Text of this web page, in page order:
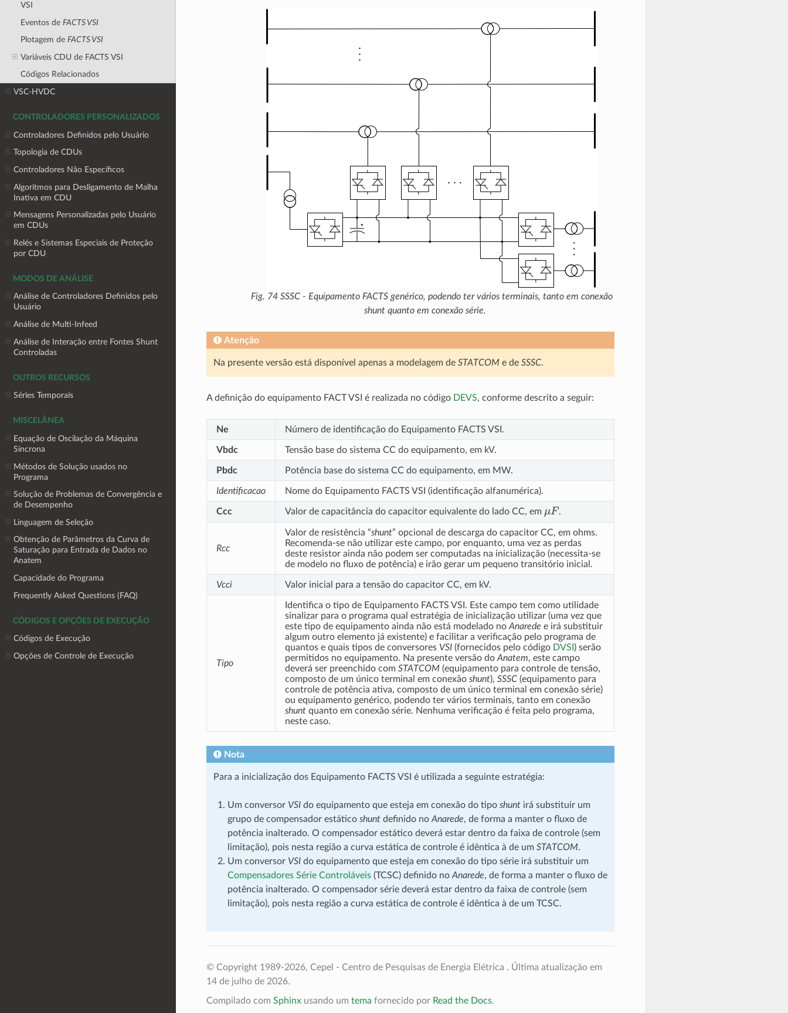
VSI
Eventos de FACTS VSI
Plotagem de FACTS VSI
Variáveis CDU de FACTS VSI
Códigos Relacionados
VSC-HVDC
CONTROLADORES PERSONALIZADOS
Controladores Definidos pelo Usuário
Topologia de CDUs
Controladores Não Específicos
Algoritmos para Desligamento de Malha
Inativa em CDU
Mensagens Personalizadas pelo Usuário
em CDUs
Relés e Sistemas Especiais de Proteção
por CDU
MODOS DE ANÁLISE
Análise de Controladores Definidos pelo
Usuário
Análise de Multi-Infeed
Análise de Interação entre Fontes Shunt
Controladas
OUTROS RECURSOS
Séries Temporais
MISCELÂNEA
Equação de Oscilação da Máquina
Síncrona
Métodos de Solução usados no
Programa
Solução de Problemas de Convergência e
de Desempenho
Linguagem de Seleção
Obtenção de Parâmetros da Curva de
Saturação para Entrada de Dados no
Anatem
Capacidade do Programa
Frequently Asked Questions (FAQ)
CÓDIGOS E OPÇÕES DE EXECUÇÃO
Códigos de Execução
Opções de Controle de Execução
Fig. 74 SSSC - Equipamento FACTS genérico, podendo ter vários terminais, tanto em conexão
shuntquanto em conexão série.
Atenção
Na presente versão está disponível apenas a modelagem de STATCOM e de SSSC.
A definição do equipamento FACT VSI é realizada no código DEVS, conforme descrito a seguir:
Ne Número de identificação do Equipamento FACTS VSI.
Vbdc Tensão base do sistema CC do equipamento, em kV.
Pbdc Potência base do sistema CC do equipamento, em MW.
Identificacao Nome do Equipamento FACTS VSI (identificação alfanumérica).
Ccc Valor de capacitância do capacitor equivalente do lado CC, em F .
Rcc
Valor de resistência “shunt” opcional de descarga do capacitor CC, em ohms.
Recomenda-se não utilizar este campo, por enquanto, uma vez as perdas
deste resistor ainda não podem ser computadas na inicialização (necessita-se
de modelo no fluxo de potência) e irão gerar um pequeno transitório inicial.
Vcci Valor inicial para a tensão do capacitor CC, em kV.
Tipo
Identifica o tipo de Equipamento FACTS VSI. Este campo tem como utilidade
sinalizar para o programa qual estratégia de inicialização utilizar (uma vez que
este tipo de equipamento ainda não está modelado no Anarede e irá substituir
algum outro elemento já existente) e facilitar a verificação pelo programa de
quantos e quais tipos de conversores VSI(fornecidos pelo código DVSI ) serão
permitidos no equipamento. Na presente versão do Anatem, este campo
deverá ser preenchido com STATCOM (equipamento para controle de tensão,
composto de um único terminal em conexão shunt), SSSC(equipamento para
controle de potência ativa, composto de um único terminal em conexão série)
ou equipamento genérico, podendo ter vários terminais, tanto em conexão
shuntquanto em conexão série. Nenhuma verificação é feita pelo programa,
neste caso.
Nota
Para a inicialização dos Equipamento FACTS VSI é utilizada a seguinte estratégia:
Um conversor VSIdo equipamento que esteja em conexão do tipo shuntirá substituir um
grupo de compensador estático shuntdefinido no Anarede, de forma a manter o fluxo de
potência inalterado. O compensador estático deverá estar dentro da faixa de controle (sem
limitação), pois nesta região a curva estática de controle é idêntica à de um STATCOM.
Um conversor VSIdo equipamento que esteja em conexão do tipo série irá substituir um
Compensadores Série Controláveis(TCSC) definido no Anarede, de forma a manter o fluxo de
potência inalterado. O compensador série deverá estar dentro da faixa de controle (sem
limitação), pois nesta região a curva estática de controle é idêntica à de um TCSC.
© Copyright 1989-2026, Cepel - Centro de Pesquisas de Energia Elétrica . Última atualização em
14 de julho de 2026.
Compilado com Sphinxusando um tema fornecido por Read the Docs.